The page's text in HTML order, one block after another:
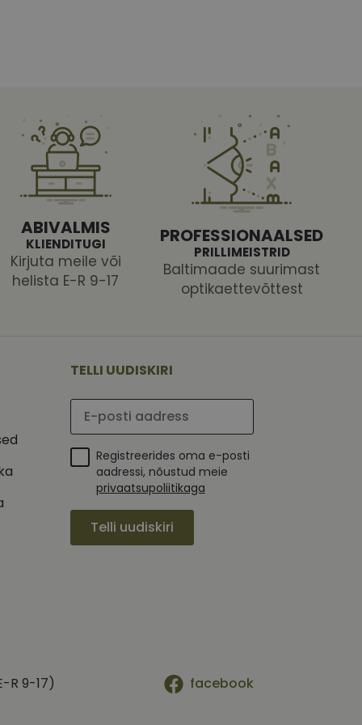
ABIVALMIS
KLIENDITUGI
Kirjuta meile või
helista E-R 9-17
PROFESSIONAALSED
PRILLIMEISTRID
Baltimaade suurimast
optikaettevõttest
TELLI UUDISKIRI
Palun sisesta e-posti aadress
Registreerides oma e-posti
aadressi, nõustud meie
privaatsupoliitikaga
Telli uudiskiri
R 9-17) facebook
küpsiste
selleks, et Cookie-
See on
eest
kasutajate
andmete
aadressi
kohta, mida
teha kindlaks,
reaalajas